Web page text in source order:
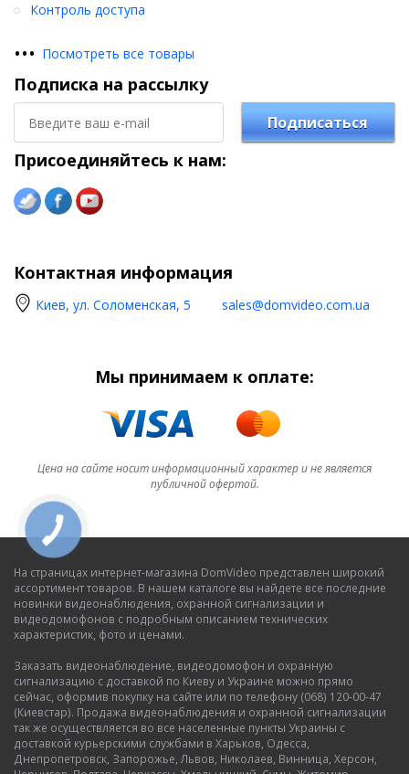
Контроль доступа
••• Посмотреть все товары
Подписка на рассылку
Подписаться
Присоединяйтесь к нам:
Контактная информация
Киев, ул. Соломенская, 5 sales@domvideo.com.ua
Мы принимаем к оплате:
Цена на сайте носит информационный характер и не является
публичной офертой.
На страницах интернет-магазина DomVideo представлен широкий
ассортимент товаров. В нашем каталоге вы найдете все последние
новинки видеонаблюдения, охранной сигнализации и
видеодомофонов с подробным описанием технических
характеристик, фото и ценами.
Заказать видеонаблюдение, видеодомофон и охранную
сигнализацию с доставкой по Киеву и Украине можно прямо
сейчас, оформив покупку на сайте или по телефону (068) 120-00-47
(Киевстар). Продажа видеонаблюдения и охранной сигнализации
так же осуществляется во все населенные пункты Украины с
доставкой курьерскими службами в Харьков, Одесса,
Днепропетровск, Запорожье, Львов, Николаев, Винница, Херсон,